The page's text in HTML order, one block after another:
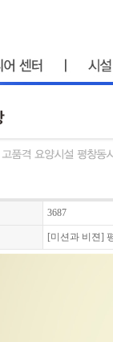
3687
[미션과 비젼]